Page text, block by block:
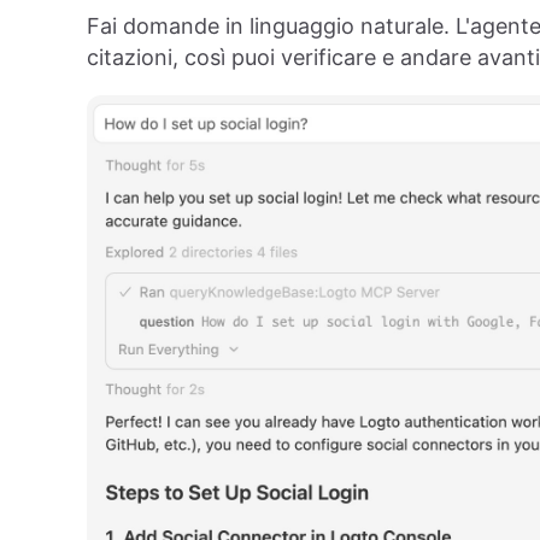
Fai domande in linguaggio naturale.
citazioni, così puoi verificare e andare